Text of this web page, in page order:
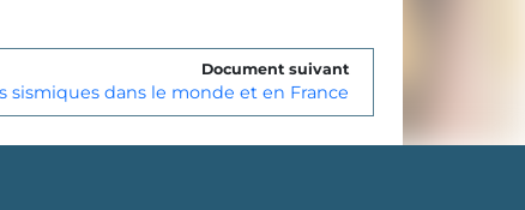
Document suivant
sismiques dans le monde et en France